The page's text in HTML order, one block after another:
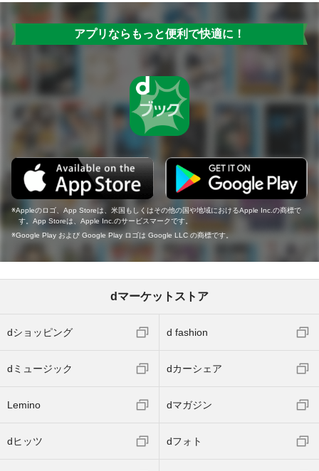
アプリならもっと便利で快適に！
Appleのロゴ、App Storeは、米国もしくはその他の国や地域におけるApple Inc.の商標で
す。App Storeは、Apple Inc.のサービスマークです。
Google Play および Google Play ロゴは Google LLC の商標です。
dマーケットストア
dショッピング d fashion
dミュージック dカーシェア
Lemino dマガジン
dヒッツ dフォト